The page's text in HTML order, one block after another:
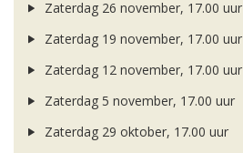
Zaterdag 26 november, 17.00 uur
Zaterdag 19 november, 17.00 uur
Zaterdag 12 november, 17.00 uur
Zaterdag 5 november, 17.00 uur
Zaterdag 29 oktober, 17.00 uur